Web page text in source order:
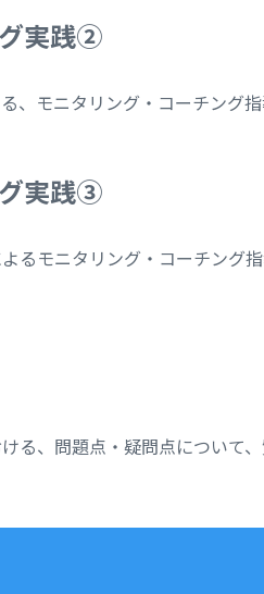
実践②
、モニタリング・コーチング
実践③
るモニタリング・コーチング
る、問題点・疑問点について